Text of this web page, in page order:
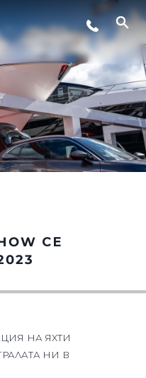
ЯХТА
СЕ
НА ЯХТИ
НИ В